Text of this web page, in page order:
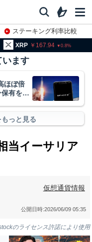
ステーキング利率比較
0.8 BNB
います
ほぼ倍
有を継
っと見る
当イーサリア
仮想通貨情報
公開日時:2026/06/09 05:35
のライセンス許諾により使用